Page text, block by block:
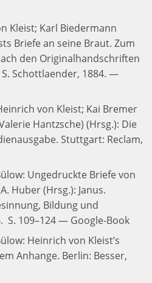
Kleist; Karl Biedermann
Briefe an seine Braut. Zum
den Originalhandschriften
Schottlaender, 1884. —
von Kleist; Kai Bremer
Hantzsche) (Hrsg.): Die
Stuttgart: Reclam,
Ungedruckte Briefe von
Huber (Hrsg.): Janus.
Bildung und
S. 109–124— Google-Book
Heinrich von Kleist’s
Anhange. Berlin: Besser,